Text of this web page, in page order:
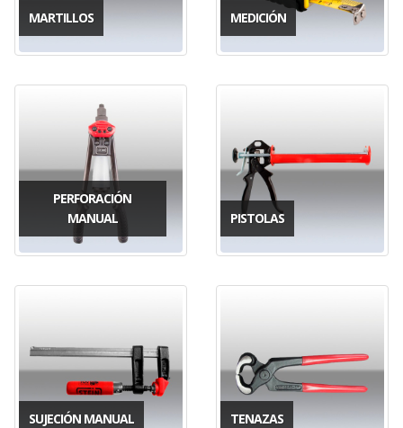
MARTILLOS MEDICIÓN
PERFORACIÓN
MANUAL
PISTOLAS
SUJECIÓN MANUAL TENAZAS